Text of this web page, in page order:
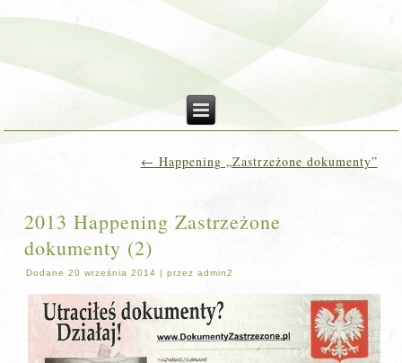
← Happening „Zastrzeżone dokumenty”
2013 Happening Zastrzeżone
dokumenty (2)
Dodane 20 września 2014 |przez admin2